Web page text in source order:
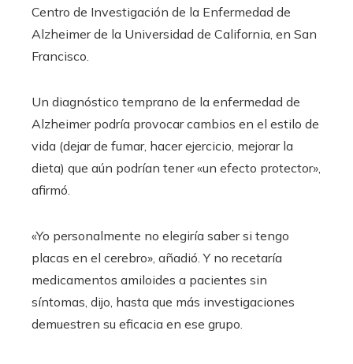
Centro de Investigación de la Enfermedad de
Alzheimer de la Universidad de California, en San
Francisco.
Un diagnóstico temprano de la enfermedad de
Alzheimer podría provocar cambios en el estilo de
vida (dejar de fumar, hacer ejercicio, mejorar la
dieta) que aún podrían tener «un efecto protector»,
afirmó.
«Yo personalmente no elegiría saber si tengo
placas en el cerebro», añadió. Y no recetaría
medicamentos amiloides a pacientes sin
síntomas, dijo, hasta que más investigaciones
demuestren su eficacia en ese grupo.